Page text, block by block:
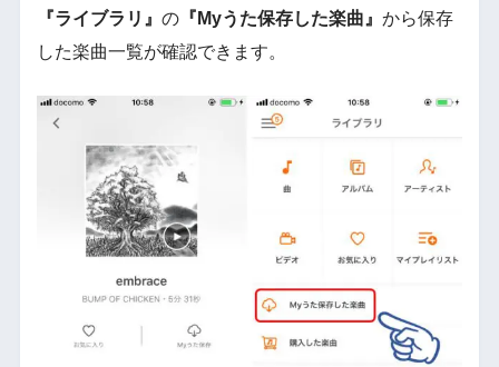
『ライブラリ』 の『Myうた保存した楽曲』 から保存
した楽曲一覧が確認できます。